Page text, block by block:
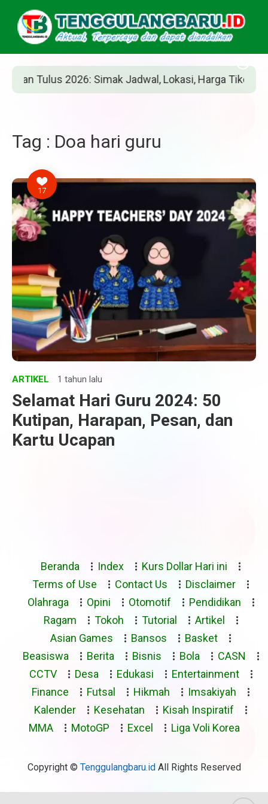
Tulus 2026: Simak Jadwal, Lokasi, Harga Tiket, dan
Tag : Doa hari guru
17
ARTIKEL 1 tahun lalu
Selamat Hari Guru 2024: 50
Kutipan, Harapan, Pesan, dan
Kartu Ucapan
Beranda Index
Kurs Dollar Hari ini
Terms of Use
Contact Us
Disclaimer
Olahraga
Opini Otomotif
Pendidikan
Ragam
Tokoh Tutorial
Artikel
Asian Games
Bansos
Basket
Beasiswa
Berita Bisnis Bola
CASN
CCTV
Desa Edukasi
Entertainment
Finance
Futsal Hikmah
Imsakiyah
Kalender
Kesehatan
Kisah Inspiratif
MMA
MotoGP Excel Liga Voli Korea
Copyright © Tenggulangbaru.idAll Rights Reserved